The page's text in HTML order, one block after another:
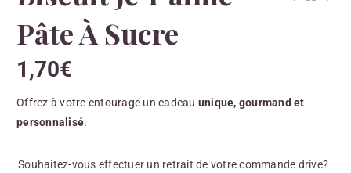
Pâte À Sucre
1,70€
Offrez à votre entourage un cadeau unique, gourmand et
personnalisé.
Souhaitez-vous effectuer un retrait de votre commande drive?